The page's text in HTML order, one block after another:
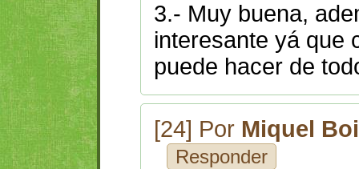
3.- Muy buena,
interesante yá que
puede hacer de
[24] Por Miquel
Responder